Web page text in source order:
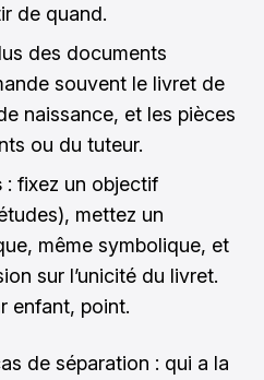
de quand.
des documents
souvent le livret de
naissance, et les pièces
ou du tuteur.
: fixez un objectif
mettez un
même symbolique, et
sur l’unicité du livret.
enfant, point.
de séparation : qui a la